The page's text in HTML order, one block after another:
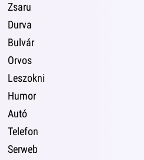
Zsaru
Durva
Bulvár
Orvos
Leszokni
Humor
Autó
Telefon
Serweb